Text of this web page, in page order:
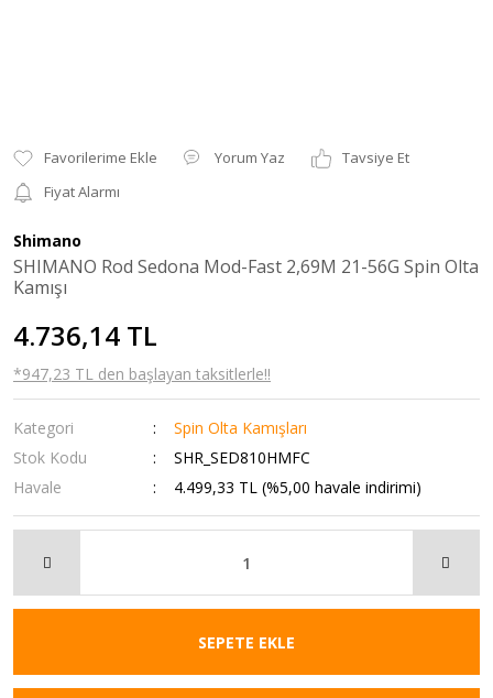
Yorum Yaz
Tavsiye Et
Fiyat Alarmı
Shimano
SHIMANO Rod Sedona Mod-Fast 2,69M 21-56G Spin Olta
Kamışı
4.736,14 TL
*947,23 TL den başlayan taksitlerle!!
Kategori
Spin Olta Kamışları
Stok Kodu
SHR_SED810HMFC
Havale
4.499,33 TL (%5,00 havale indirimi)
SEPETE EKLE